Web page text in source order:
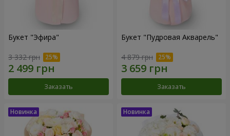
Букет "Эфира"
3 332 грн
Заказать
Букет "Пудровая Акварель"
4 879 грн
Заказать